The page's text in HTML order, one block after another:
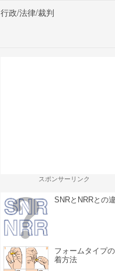
行政/法律/裁判
スポンサーリンク
SNRとNRRとの
フォームタイプ
着方法